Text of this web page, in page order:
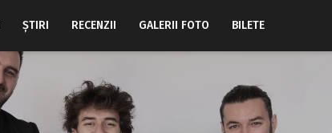
ŞTIRI RECENZII GALERII FOTO BILETE